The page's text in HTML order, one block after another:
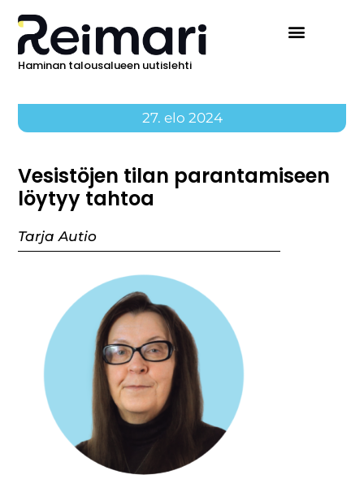
Haminan talousalueen uutislehti
27. elo 2024
Vesistöjen tilan parantamiseen
löytyy tahtoa
Tarja Autio